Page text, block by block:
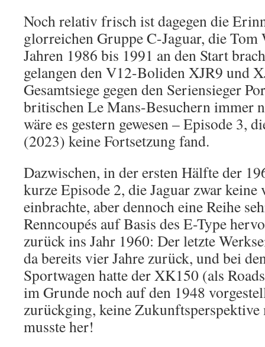
Noch relativ frisch ist dagegen die
glorreichen Gruppe C-Jaguar, die Tom
Jahren 1986 bis 1991 an den Start
gelangen den V12-Boliden XJR9 und
Gesamtsiege gegen den Seriensieger
britischen Le Mans-Besuchern immer
wäre es gestern gewesen – Episode 3,
(2023) keine Fortsetzung fand.
Dazwischen, in der ersten Hälfte der
kurze Episode 2, die Jaguar zwar
einbrachte, aber dennoch eine Reihe
Renncoupés auf Basis des E-Type
zurück ins Jahr 1960: Der letzte
da bereits vier Jahre zurück, und bei
Sportwagen hatte der XK150 (als
im Grunde noch auf den 1948
zurückging, keine Zukunftsperspektive
musste her!